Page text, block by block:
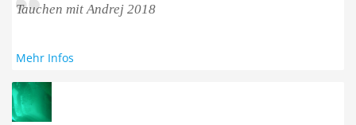
Tauchen mit Andrej 2018
Mehr Infos